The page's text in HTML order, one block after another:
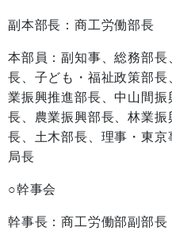
副本部長：商工労働部長
本部員：副知事、総務部
長、子ども・福祉政策部
業振興推進部長、中山間
長、農業振興部長、林業
長、土木部長、理事・東
局長
○幹事会
幹事長：商工労働部副部長